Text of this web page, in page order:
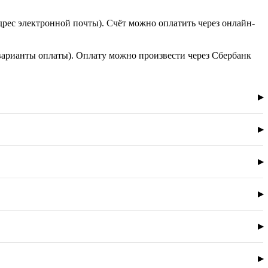
электронной почты). Счёт можно оплатить через онлайн-
оплаты). Оплату можно произвести через Сбербанк